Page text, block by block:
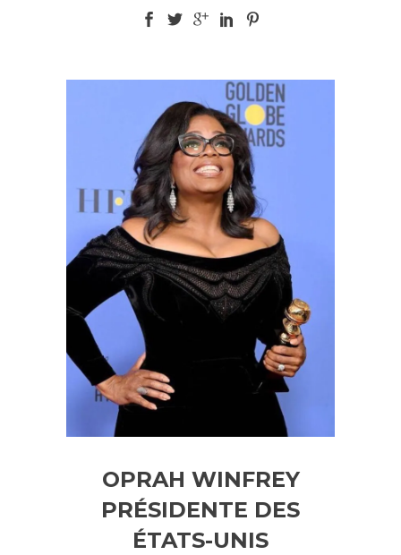
OPRAH WINFREY
PRÉSIDENTE DES
ÉTATS-UNIS